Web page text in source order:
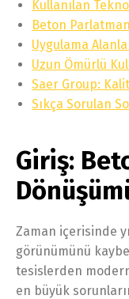
Kullanılan
Beton
Uygulama
Uzun Ömürlü
Saer Group:
Sıkça Sorulan
Giriş:
Zaman içerisinde
görünümünü
tesislerden
en büyük